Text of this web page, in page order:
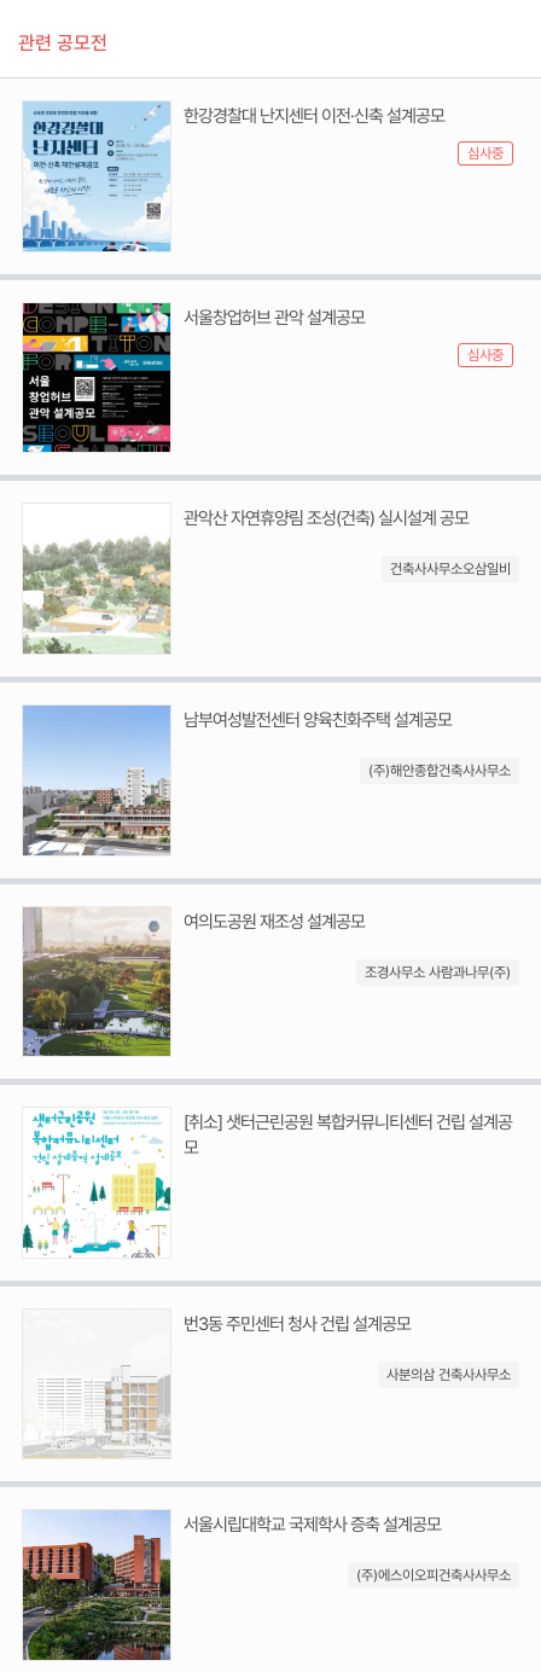
관련 공모전
한강경찰대 난지센터 이전·신축 설계공모
심사중
서울창업허브 관악 설계공모
심사중
관악산 자연휴양림 조성(건축) 실시설계 공모
건축사사무소오삼일비
남부여성발전센터 양육친화주택 설계공모
(주)해안종합건축사사무소
여의도공원 재조성 설계공모
조경사무소 사람과나무(주)
[취소] 샛터근린공원 복합커뮤니티센터 건립 설계공
모
번3동 주민센터 청사 건립 설계공모
사분의삼 건축사사무소
서울시립대학교 국제학사 증축 설계공모
(주)에스이오피건축사사무소